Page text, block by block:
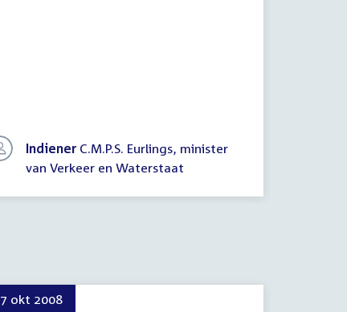
Indiener C.M.P.S. Eurlings, minister
van Verkeer en Waterstaat
7 okt 2008